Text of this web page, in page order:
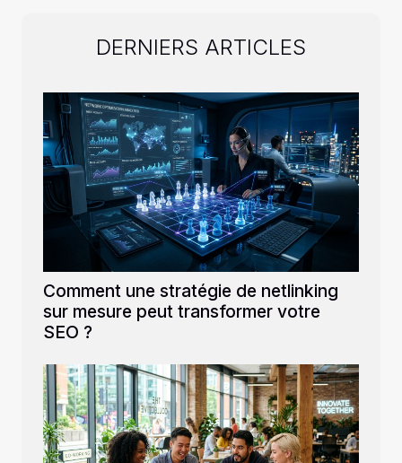
DERNIERS ARTICLES
Comment une stratégie de netlinking
sur mesure peut transformer votre
SEO ?